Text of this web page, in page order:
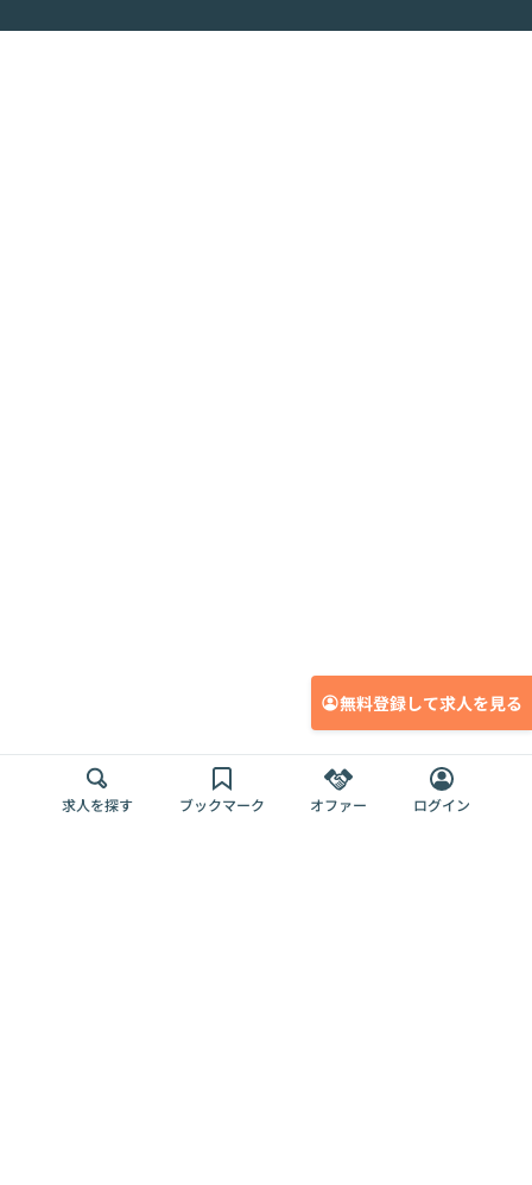
いう方にこそ参加いただきたいイベントで
無料登録して求人を見る
求人を探す ブックマーク オファー ログイン